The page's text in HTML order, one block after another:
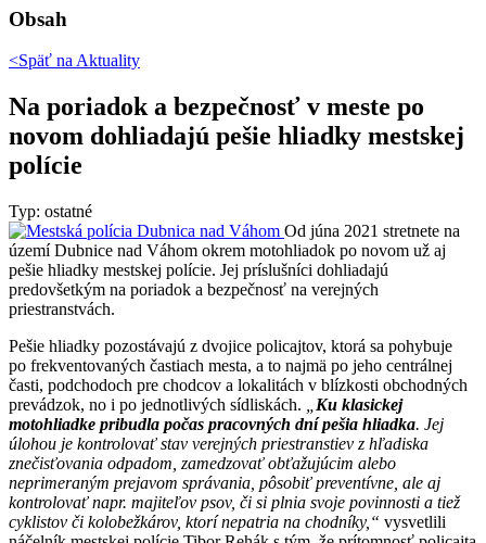
Obsah
<Späť na Aktuality
Na poriadok a bezpečnosť v meste po
novom dohliadajú pešie hliadky mestskej
polície
Typ: ostatné
Od júna 2021 stretnete na
území Dubnice nad Váhom okrem motohliadok po novom už aj
pešie hliadky mestskej polície. Jej príslušníci dohliadajú
predovšetkým na poriadok a bezpečnosť na verejných
priestranstvách.
Pešie hliadky pozostávajú z dvojice policajtov, ktorá sa pohybuje
po frekventovaných častiach mesta, a to najmä po jeho centrálnej
časti, podchodoch pre chodcov a lokalitách v blízkosti obchodných
prevádzok, no i po jednotlivých sídliskách.
Ku klasickej
motohliadke pribudla počas pracovných dní pešia hliadka. Jej
úlohou je kontrolovať stav verejných priestranstiev z hľadiska
znečisťovania odpadom, zamedzovať obťažujúcim alebo
neprimeraným prejavom správania, pôsobiť preventívne, ale aj
kontrolovať napr. majiteľov psov, či si plnia svoje povinnosti a tiež
cyklistov či kolobežkárov, ktorí nepatria na chodníky,“ vysvetlili